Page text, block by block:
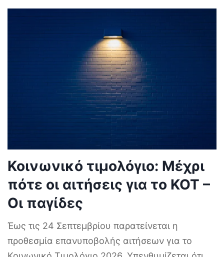
Κοινωνικό τιμολόγιο: Μέχρι
πότε οι αιτήσεις για το ΚΟΤ –
Οι παγίδες
Έως τις 24 Σεπτεμβρίου παρατείνεται η
προθεσμία επανυποβολής αιτήσεων για το